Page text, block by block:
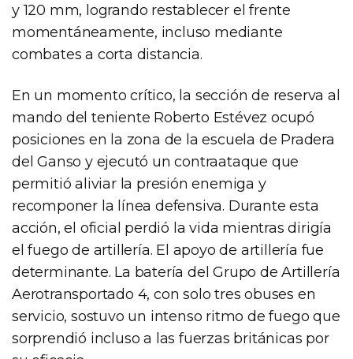
y 120 mm, logrando restablecer el frente
momentáneamente, incluso mediante
combates a corta distancia.
En un momento crítico, la sección de reserva al
mando del teniente Roberto Estévez ocupó
posiciones en la zona de la escuela de Pradera
del Ganso y ejecutó un contraataque que
permitió aliviar la presión enemiga y
recomponer la línea defensiva. Durante esta
acción, el oficial perdió la vida mientras dirigía
el fuego de artillería. El apoyo de artillería fue
determinante. La batería del Grupo de Artillería
Aerotransportado 4, con solo tres obuses en
servicio, sostuvo un intenso ritmo de fuego que
sorprendió incluso a las fuerzas británicas por